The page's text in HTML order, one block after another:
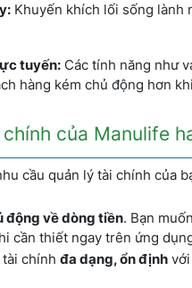
Khuyến khích lối sống lành
tuyến: Các tính năng như
hàng kém chủ động hơn
của Manulife
cầu quản lý tài chính của
động về dòng tiền. Bạn
cần thiết ngay trên ứng
chính đa dạng, ổn định